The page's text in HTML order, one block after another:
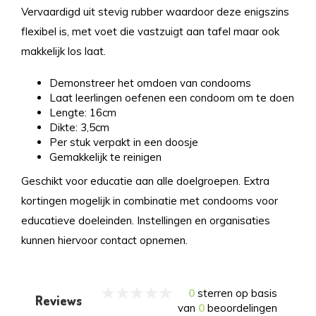
Vervaardigd uit stevig rubber waardoor deze enigszins
flexibel is, met voet die vastzuigt aan tafel maar ook
makkelijk los laat.
Demonstreer het omdoen van condooms
Laat leerlingen oefenen een condoom om te doen
Lengte: 16cm
Dikte: 3,5cm
Per stuk verpakt in een doosje
Gemakkelijk te reinigen
Geschikt voor educatie aan alle doelgroepen. Extra
kortingen mogelijk in combinatie met condooms voor
educatieve doeleinden. Instellingen en organisaties
kunnen hiervoor contact opnemen.
Reviews 0 sterren op basis
van 0 beoordelingen